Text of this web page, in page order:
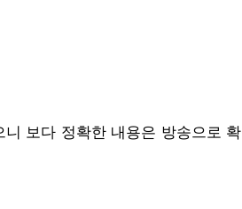
보다 정확한 내용은 방송으로 확